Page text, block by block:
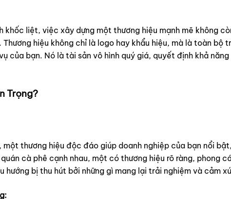
khốc liệt, việc xây dựng một thương hiệu mạnh mẽ không
hiệu không chỉ là logo hay khẩu hiệu, mà là toàn bộ
của bạn. Nó là tài sản vô hình quý giá, quyết định khả
Trọng?
thương hiệu độc đáo giúp doanh nghiệp của bạn nổi
cà phê cạnh nhau, một có thương hiệu rõ ràng, phong
bị thu hút bởi những gì mang lại trải nghiệm và cảm